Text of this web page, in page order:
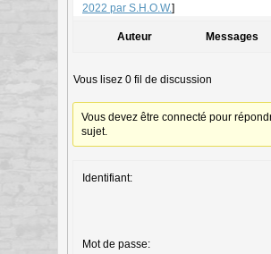
2022 par S.H.O.W.]
Auteur Messages
Vous lisez 0 fil de discussion
Vous devez être connecté pour
sujet.
Identifiant:
Mot de passe: